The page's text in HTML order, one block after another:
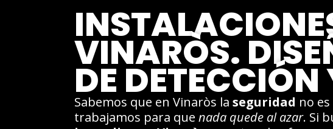
VINARÒS.
DE
Sabemos que en Vinaròs la seguridad no
trabajamos para que nada quede al azar. Si